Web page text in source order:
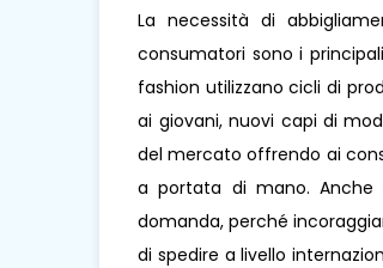
La necessità di
consumatori sono i
fashion utilizzano cicli di
ai giovani, nuovi capi di
del mercato offrendo ai
a portata di mano. Anche
domanda, perché
di spedire a livello